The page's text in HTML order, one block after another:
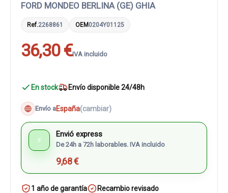
FORD MONDEO BERLINA (GE) GHIA
Ref.2268861 OEM0204Y01125
36,30 €IVA incluido
En stock Envío disponible 24/48h
Envío aEspaña(cambiar)
⚡
Envió express
De 24h a 72h laborables. IVA incluido
9,68 €
1 año de garantía
Recambio revisado